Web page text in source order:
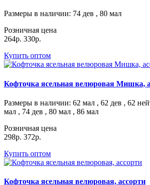
Размеры в наличии: 74 дев , 80 мал
Розничная цена
264р. 330р.
Купить оптом
Кофточка ясельная велюровая Мишка,
Размеры в наличии: 62 мал , 62 дев , 62
мал , 74 дев , 80 мал , 86 мал
Розничная цена
298р. 372р.
Купить оптом
Кофточка ясельная велюровая, ассорти